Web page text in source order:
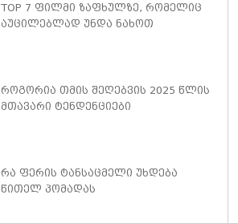
TOP 7 ფილმი ზაფხულზე, რომელიც
აუცილებლად უნდა ნახოთ
როგორია თმის შეღებვის 2025 წლის
მთავარი ტენდენციები
რა ფერის ტანსაცმელი უხდება
წითელ პომადას